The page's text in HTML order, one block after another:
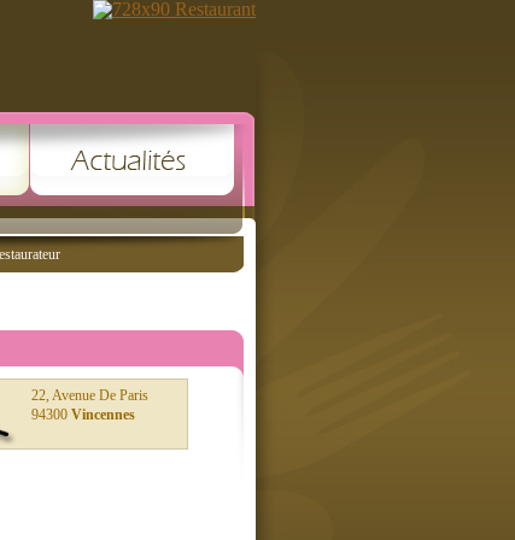
22, Avenue De Paris
94300 Vincennes